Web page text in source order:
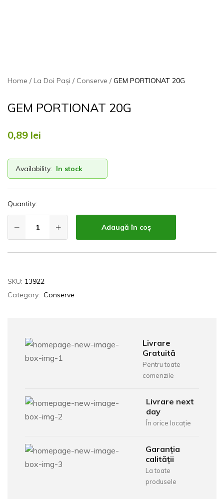
Home La Doi Pași Conserve GEM PORTIONAT 20G
GEM PORTIONAT 20G
0,89 lei
Availability: In stock
Quantity:
Adaugă în coș
SKU: 13922
Category: Conserve
Livrare
Gratuită
Pentru toate
comenzile
Livrare next
day
În orice locație
Garanția
calității
La toate
produsele